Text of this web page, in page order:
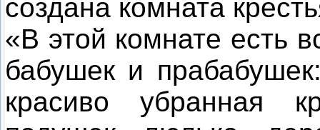
создана комната
«В этой комнате есть
бабушек и
красиво убранная